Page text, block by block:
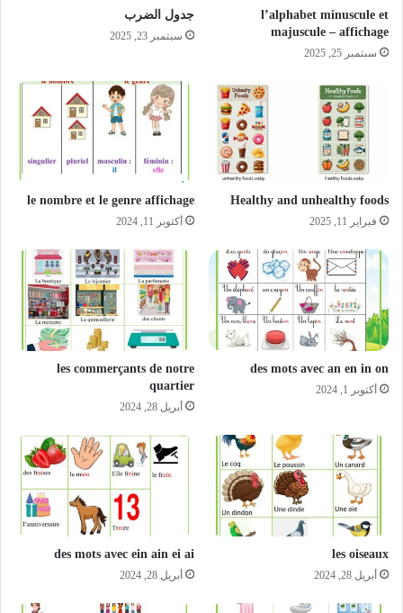
l’alphabet minuscule et
majuscule – affichage
سبتمبر 25, 2025
جدول الضرب
سبتمبر 23, 2025
Healthy and unhealthy foods
فبراير 11, 2025
le nombre et le genre affichage
أكتوبر 11, 2024
des mots avec an en in on
أكتوبر 1, 2024
les commerçants de notre
quartier
أبريل 28, 2024
les oiseaux
أبريل 28, 2024
des mots avec ein ain ei ai
أبريل 28, 2024